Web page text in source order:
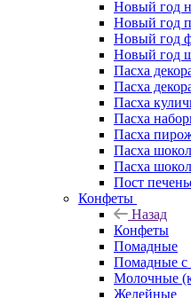
Новый год
Новый год
Новый год
Новый год
Пасха
Пасха
Пасха
Пасха
Пасха
Пасха
Пасха
Пост
Конфеты
Назад
Конфеты
Помадные
Помадные с
Молочные
Желейные